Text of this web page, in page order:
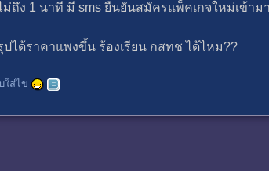
ม่ถึง 1 นาที มี sms ยืนยันสมัครแพ็คเกจใหม่เข้าม
ได้ราคาแพงขึ้น ร้องเรียน กสทช ได้ไหม??
ใส่ไข่